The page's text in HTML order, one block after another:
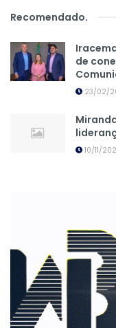
Recomendado.
de
23/02/
10/11/